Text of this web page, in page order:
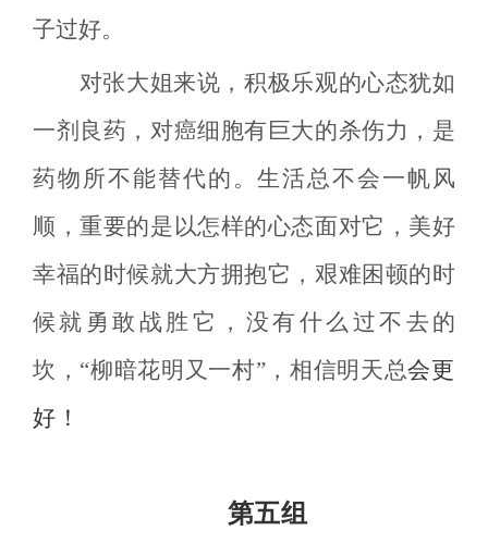
子过好。
对张大姐来说，积极乐观的心态犹如
一剂良药，对癌细胞有巨大的杀伤力，是
药物所不能替代的。生活总不会一帆风
顺，重要的是以怎样的心态面对它，美好
幸福的时候就大方拥抱它，艰难困顿的时
候就勇敢战胜它，没有什么过不去的
坎，“柳暗花明又一村”，相信明天总会更
好！
第五组